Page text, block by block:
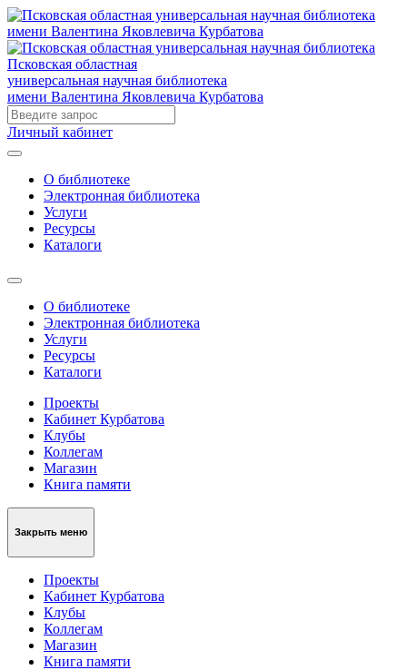
Псковская областная
универсальная научная библиотека
имени Валентина Яковлевича Курбатова
Личный кабинет
О библиотеке
Электронная библиотека
Услуги
Ресурсы
Каталоги
О библиотеке
Электронная библиотека
Услуги
Ресурсы
Каталоги
Проекты
Кабинет Курбатова
Клубы
Коллегам
Магазин
Книга памяти
Закрыть меню
Проекты
Кабинет Курбатова
Клубы
Коллегам
Магазин
Книга памяти